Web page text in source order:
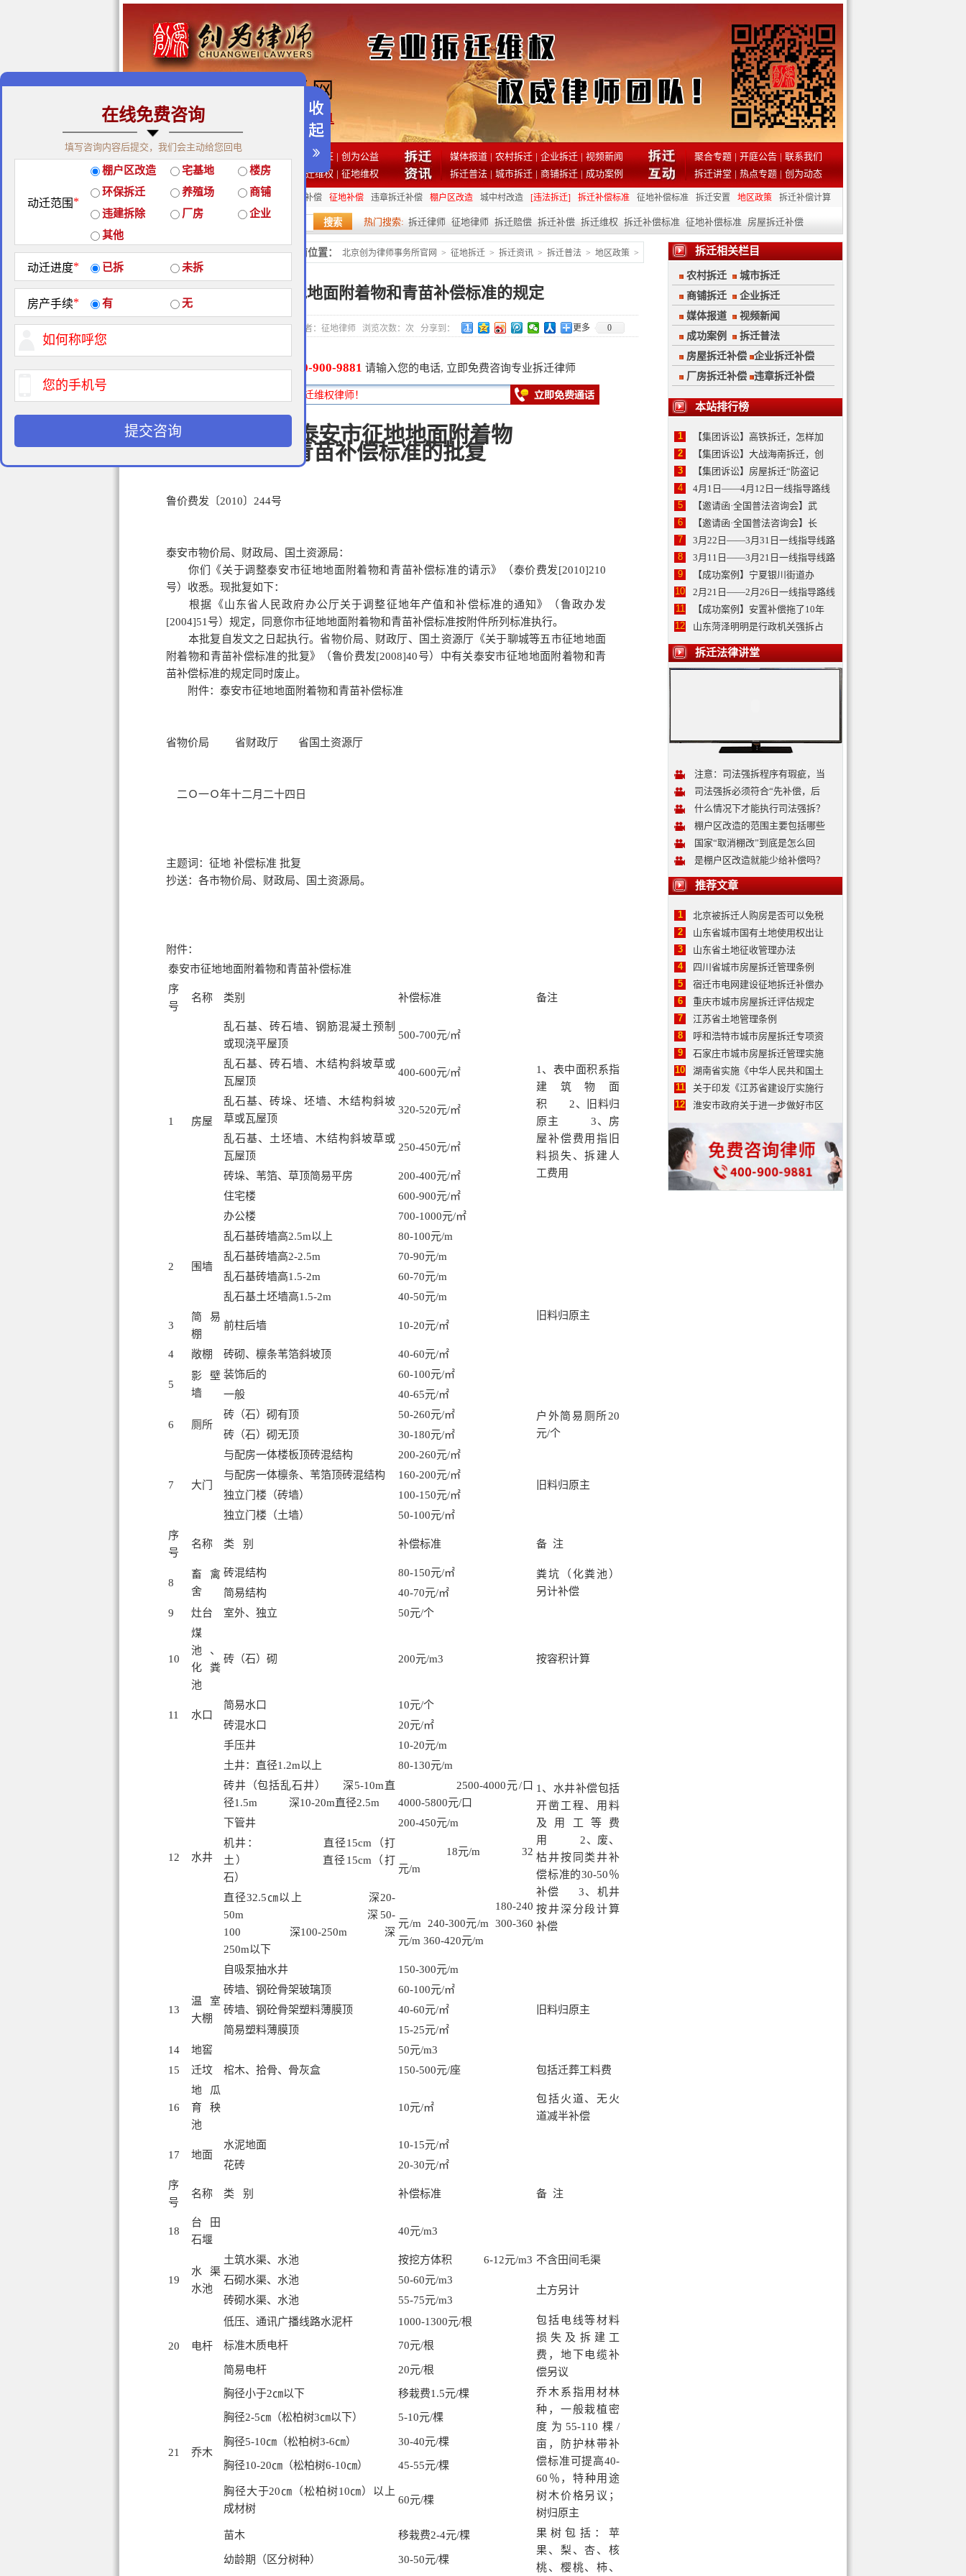
免费咨询热线：400-900-9881
客户见证 | 创为公益
经典案例 | 律师团队 拆迁维权 | 征地维权
媒体报道 | 农村拆迁 | 企业拆迁 | 视频新闻
拆迁普法 | 城市拆迁 | 商铺拆迁 | 成功案例
聚合专题 | 开庭公告 | 联系我们
拆迁讲堂 | 热点专题 | 创为动态
房屋拆迁补偿 企业拆迁补偿 厂房拆迁补偿 征地补偿 违章拆迁补偿 棚户区改造 城中村改造 [违法拆迁] 拆迁补偿标准 征地补偿标准 拆迁安置 地区政策 拆迁补偿计算
站内搜索： 热门搜索: 拆迁律师 征地律师 拆迁赔偿 拆迁补偿 拆迁维权 拆迁补偿标准 征地补偿标准 房屋拆迁补偿
地区政策 当前位置： 北京创为律师事务所官网 > 征地拆迁 > 拆迁资讯 > 拆迁普法 > 地区政策 >
泰安市征地地面附着物和青苗补偿标准的规定
2015-01-20 11:39 作者：征地律师 浏览次数： 次 分享到： 更多 0
免费法律咨询热线:400-900-9881 请输入您的电话, 立即免费咨询专业拆迁律师
关于泰安市征地地面附着物
和青苗补偿标准的批复
鲁价费发〔2010〕244号
泰安市物价局、财政局、国土资源局：
你们《关于调整泰安市征地地面附着物和青苗补偿标准的请示》（泰价费发[2010]210
号）收悉。现批复如下：
根据《山东省人民政府办公厅关于调整征地年产值和补偿标准的通知》（鲁政办发
[2004]51号）规定，同意你市征地地面附着物和青苗补偿标准按附件所列标准执行。
本批复自发文之日起执行。省物价局、财政厅、国土资源厅《关于聊城等五市征地地面
附着物和青苗补偿标准的批复》（鲁价费发[2008]40号）中有关泰安市征地地面附着物和青
苗补偿标准的规定同时废止。
附件：泰安市征地地面附着物和青苗补偿标准
省物价局 省财政厅 省国土资源厅
二Ｏ一Ｏ年十二月二十四日
主题词：征地 补偿标准 批复
抄送：各市物价局、财政局、国土资源局。
附件：
泰安市征地地面附着物和青苗补偿标准
序
号
名称 类别 补偿标准 备注
1 房屋
乱石基、砖石墙、钢筋混凝土预制
或现浇平屋顶
500-700元/㎡
1、表中面积系指
建筑物面
积 2、旧料归
原主 3、房
屋补偿费用指旧
料损失、拆建人
工费用
乱石基、砖石墙、木结构斜坡草或
瓦屋顶
400-600元/㎡
乱石基、砖垛、坯墙、木结构斜坡
草或瓦屋顶
320-520元/㎡
乱石基、土坯墙、木结构斜坡草或
瓦屋顶
250-450元/㎡
砖垛、苇箔、草顶简易平房
200-400元/㎡
住宅楼
600-900元/㎡
办公楼
700-1000元/㎡
2 围墙
乱石基砖墙高2.5m以上 80-100元/m
旧料归原主
乱石基砖墙高2-2.5m
70-90元/m
乱石基砖墙高1.5-2m
60-70元/m
乱石基土坯墙高1.5-2m
40-50元/m
3
简易
棚
前柱后墙 10-20元/㎡
4 敞棚 砖砌、檩条苇箔斜坡顶 40-60元/㎡
5
影壁
墙
装饰后的
60-100元/㎡
一般
40-65元/㎡
6 厕所
砖（石）砌有顶 50-260元/㎡
户外简易厕所20
元/个
砖（石）砌无顶 30-180元/㎡
7 大门
与配房一体楼板顶砖混结构 200-260元/㎡
旧料归原主
与配房一体檩条、苇箔顶砖混结构
160-200元/㎡
独立门楼（砖墙）
100-150元/㎡
独立门楼（土墙）
50-100元/㎡
序
号
名称 类 别 补偿标准 备 注
8
畜禽
舍
砖混结构 80-150元/㎡
粪坑（化粪池）
另计补偿
简易结构
40-70元/㎡
9
灶台 室外、独立 50元/个
10
煤
池、
化粪
池
砖（石）砌 200元/m3 按容积计算
11 水口
简易水口
10元/个
砖混水口
20元/㎡
12 水井
手压井 10-20元/m
1、水井补偿包括
开凿工程、用料
及用工等费
用 2、废、
枯井按同类井补
偿标准的30-50％
补偿 3、机井
按井深分段计算
补偿
土井：直径1.2m以上
80-130元/m
砖井（包括乱石井） 深5-10m直
径1.5m 深10-20m直径2.5m
2500-4000元/口
4000-5800元/口
下管井
200-450元/m
机井： 直径15cm（打
土） 直径15cm（打
石）
18元/m 32
元/m
直径32.5㎝以上 深20-
50m 深50-
100 深100-250m 深
250m以下
180-240
元/m 240-300元/m 300-360
元/m 360-420元/m
自吸泵抽水井 150-300元/m
13
温室
大棚
砖墙、钢砼骨架玻璃顶
60-100元/㎡
旧料归原主
砖墙、钢砼骨架塑料薄膜顶
40-60元/㎡
简易塑料薄膜顶
15-25元/㎡
14
地窖
50元/m3
15
迁坟 棺木、拾骨、骨灰盒 150-500元/座 包括迁葬工料费
16
地瓜
育秧
池
10元/㎡
包括火道、无火
道减半补偿
17 地面
水泥地面
10-15元/㎡
花砖
20-30元/㎡
序
号
名称 类 别 补偿标准 备 注
18
台田
石堰
40元/m3
19
水渠
水池
土筑水渠、水池 按挖方体积 6-12元/m3 不含田间毛渠
石砌水渠、水池
50-60元/m3
土方另计
砖砌水渠、水池
55-75元/m3
20 电杆
低压、通讯广播线路水泥杆 1000-1300元/根
包括电线等材料
损失及拆建工
费，地下电缆补
偿另议
标准木质电杆 70元/根
简易电杆 20元/根
21 乔木
胸径小于2㎝以下 移栽费1.5元/棵
乔木系指用材林
种，一般栽植密
度为55-110棵/
亩，防护林带补
偿标准可提高40-
60％，特种用途
树木价格另议；
树归原主
胸径2-5㎝（松柏树3㎝以下） 5-10元/棵
胸径5-10㎝（松柏树3-6㎝） 30-40元/棵
胸径10-20㎝（松柏树6-10㎝） 45-55元/棵
胸径大于20㎝（松柏树10㎝）以上
成材树
60元/棵
苗木 移栽费2-4元/棵
果树包括：苹
果、梨、杏、核
桃、樱桃、柿、
幼龄期（区分树种） 30-50元/棵
拆迁相关栏目
农村拆迁
城市拆迁
商铺拆迁
企业拆迁
媒体报道
视频新闻
成功案例
拆迁普法
房屋拆迁补偿
企业拆迁补偿
厂房拆迁补偿
违章拆迁补偿
本站排行榜
1
【集团诉讼】高铁拆迁，怎样加
2
【集团诉讼】大战海南拆迁，创
3
【集团诉讼】房屋拆迁“防盗记
4
4月1日——4月12日一线指导路线
5
【邀请函·全国普法咨询会】武
6
【邀请函·全国普法咨询会】长
7
3月22日——3月31日一线指导线路
8
3月11日——3月21日一线指导线路
9
【成功案例】宁夏银川街道办
10
2月21日——2月26日一线指导路线
11
【成功案例】安置补偿拖了10年
12
山东菏泽明明是行政机关强拆占
拆迁法律讲堂
注意：司法强拆程序有瑕疵，当
司法强拆必须符合“先补偿，后
什么情况下才能执行司法强拆？
棚户区改造的范围主要包括哪些
国家“取消棚改”到底是怎么回
是棚户区改造就能少给补偿吗？
推荐文章
1
北京被拆迁人购房是否可以免税
2
山东省城市国有土地使用权出让
3
山东省土地征收管理办法
4
四川省城市房屋拆迁管理条例
5
宿迁市电网建设征地拆迁补偿办
6
重庆市城市房屋拆迁评估规定
7
江苏省土地管理条例
8
呼和浩特市城市房屋拆迁专项资
9
石家庄市城市房屋拆迁管理实施
10
湖南省实施《中华人民共和国土
11
关于印发《江苏省建设厅实施行
12
淮安市政府关于进一步做好市区
在线免费咨询
填写咨询内容后提交，我们会主动给您回电
动迁范围 *
棚户区改造 宅基地
楼房
环保拆迁
养殖场
商铺
违建拆除
厂房
企业
其他
动迁进度* 已拆 未拆
房产手续* 有 无
提交咨询